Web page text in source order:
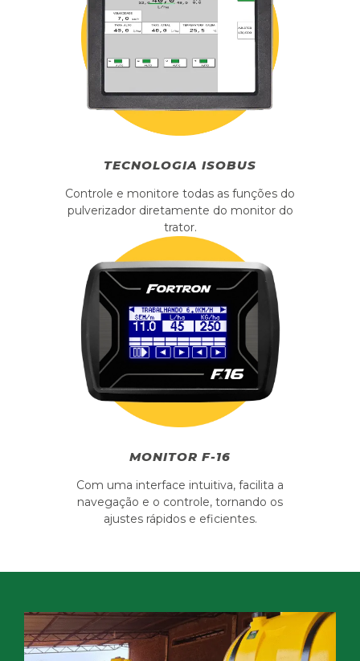
TECNOLOGIA ISOBUS
Controle e monitore todas as funções do
pulverizador diretamente do monitor do
trator.
MONITOR F-16
Com uma interface intuitiva, facilita a
navegação e o controle, tornando os
ajustes rápidos e eficientes.